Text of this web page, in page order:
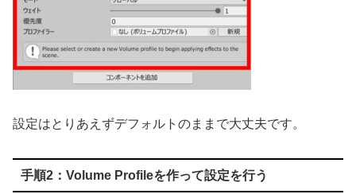
設定はとりあえずデフォルトのままで大丈夫です。
手順2：Volume Profileを作って設定を行う